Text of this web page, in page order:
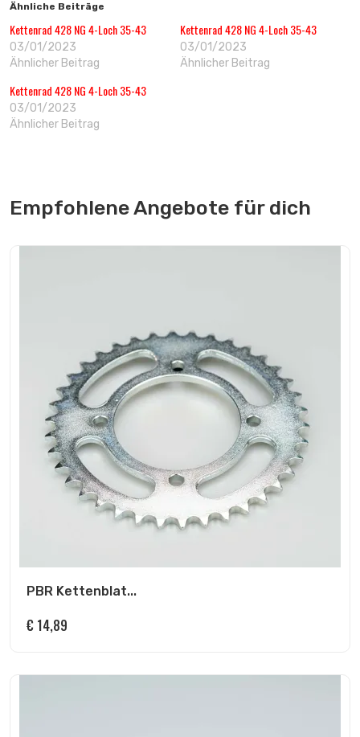
Ähnliche Beiträge
Kettenrad 428 NG 4-Loch 35-43
03/01/2023
Ähnlicher Beitrag
Kettenrad 428 NG 4-Loch 35-43
03/01/2023
Ähnlicher Beitrag
Kettenrad 428 NG 4-Loch 35-43
03/01/2023
Ähnlicher Beitrag
Empfohlene Angebote für dich
PBR Kettenblat...
€ 14,89